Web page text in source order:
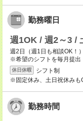
勤務曜日
週1OK / 週2～3 /
週2日（週1日も相談OK！）
※希望のシフトを毎月提出
休日休暇
シフト制
※固定休み、土日祝休みも
勤務時間